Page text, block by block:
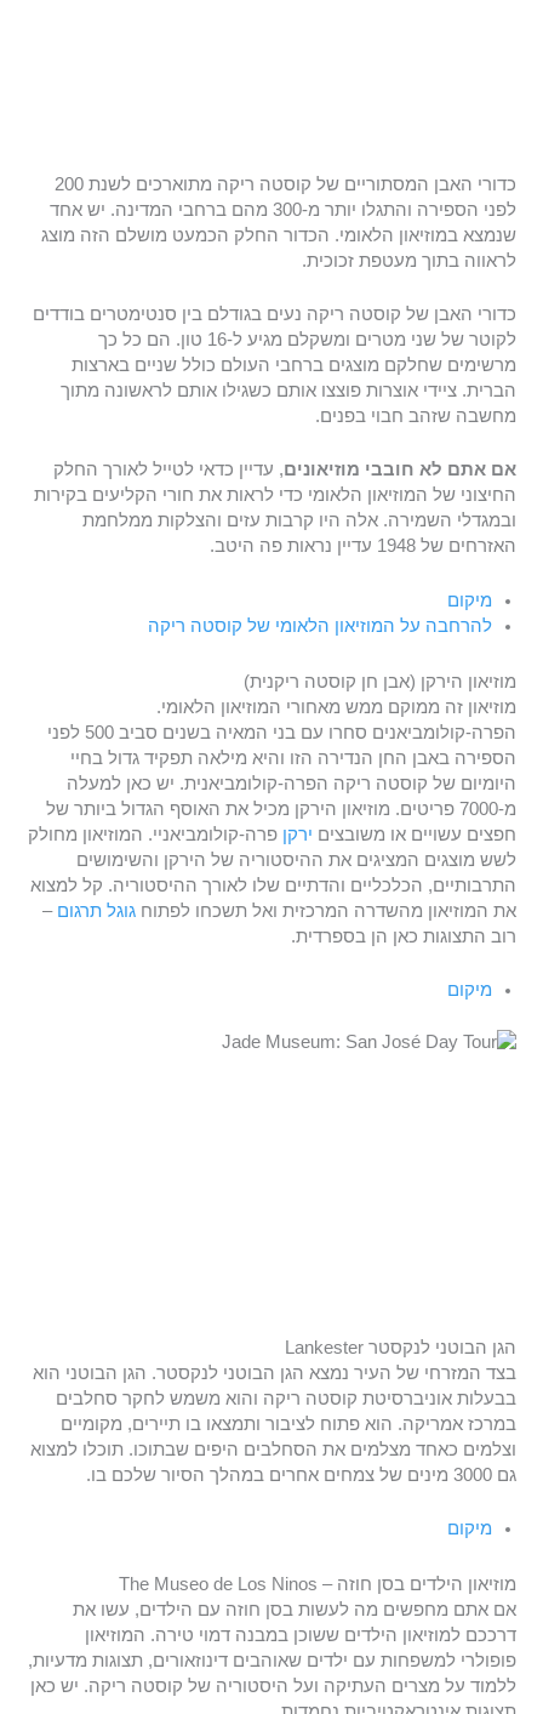
כדורי האבן המסתוריים של קוסטה ריקה מתוארכים לשנת 200
לפני הספירה והתגלו יותר מ-300 מהם ברחבי המדינה. יש אחד
שנמצא במוזיאון הלאומי. הכדור החלק הכמעט מושלם הזה מוצג
לראווה בתוך מעטפת זכוכית.
כדורי האבן של קוסטה ריקה נעים בגודלם בין סנטימטרים בודדים
לקוטר של שני מטרים ומשקלם מגיע ל-16 טון. הם כל כך
מרשימים שחלקם מוצגים ברחבי העולם כולל שניים בארצות
הברית. ציידי אוצרות פוצצו אותם כשגילו אותם לראשונה מתוך
מחשבה שזהב חבוי בפנים.
אם אתם לא חובבי מוזיאונים, עדיין כדאי לטייל לאורך החלק
החיצוני של המוזיאון הלאומי כדי לראות את חורי הקליעים בקירות
ובמגדלי השמירה. אלה היו קרבות עזים והצלקות ממלחמת
האזרחים של 1948 עדיין נראות פה היטב.
מיקום
להרחבה על המוזיאון הלאומי של קוסטה ריקה
מוזיאון הירקן (אבן חן קוסטה ריקנית)
מוזיאון זה ממוקם ממש מאחורי המוזיאון הלאומי.
הפרה-קולומביאנים סחרו עם בני המאיה בשנים סביב 500 לפני
הספירה באבן החן הנדירה הזו והיא מילאה תפקיד גדול בחיי
היומיום של קוסטה ריקה הפרה-קולומביאנית. יש כאן למעלה
מ-7000 פריטים. מוזיאון הירקן מכיל את האוסף הגדול ביותר של
חפצים עשויים או משובצים ירקן פרה-קולומביאניי. המוזיאון מחולק
לשש מוצגים המציגים את ההיסטוריה של הירקן והשימושים
התרבותיים, הכלכליים והדתיים שלו לאורך ההיסטוריה. קל למצוא
את המוזיאון מהשדרה המרכזית ואל תשכחו לפתוחגוגל תרגום –
רוב התצוגות כאן הן בספרדית.
מיקום
הגן הבוטני לנקסטר Lankester
בצד המזרחי של העיר נמצא הגן הבוטני לנקסטר. הגן הבוטני הוא
בבעלות אוניברסיטת קוסטה ריקה והוא משמש לחקר סחלבים
במרכז אמריקה. הוא פתוח לציבור ותמצאו בו תיירים, מקומיים
וצלמים כאחד מצלמים את הסחלבים היפים שבתוכו. תוכלו למצוא
גם 3000 מינים של צמחים אחרים במהלך הסיור שלכם בו.
מיקום
מוזיאון הילדים בסן חוזה – The Museo de Los Ninos
אם אתם מחפשים מה לעשות בסן חוזה עם הילדים, עשו את
דרככם למוזיאון הילדים ששוכן במבנה דמוי טירה. המוזיאון
פופולרי למשפחות עם ילדים שאוהבים דינוזאורים, תצוגות מדעיות,
ללמוד על מצרים העתיקה ועל היסטוריה של קוסטה ריקה. יש כאן